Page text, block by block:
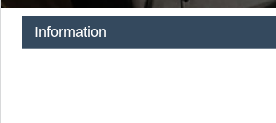
Information